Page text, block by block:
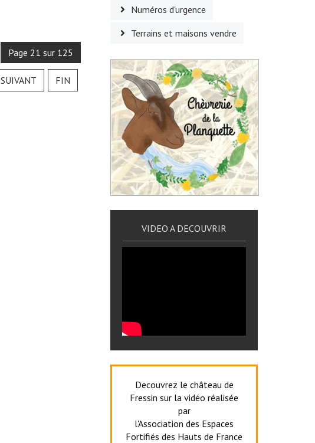
Page 21 sur 125
SUIVANT FIN
Numéros d'urgence
Terrains et maisons vendre
VIDEO A DECOUVRIR
Decouvrez le château de
Fressin sur la vidéo réalisée
par
l'Association des Espaces
Fortifiés des Hauts de France